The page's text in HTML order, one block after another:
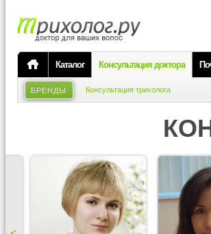
Каталог Консультация доктора
БРЕНДЫ Консультация трихолога